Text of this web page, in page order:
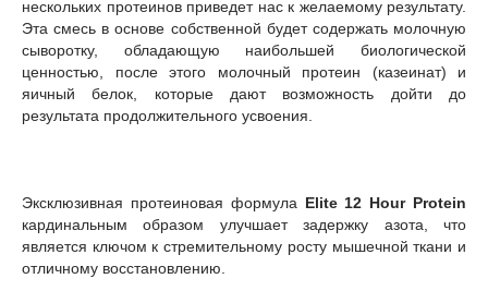
нескольких протеинов приведет нас к желаемому результату.
Эта смесь в основе собственной будет содержать молочную
сыворотку, обладающую наибольшей биологической
ценностью, после этого молочный протеин (казеинат) и
яичный белок, которые дают возможность дойти до
результата продолжительного усвоения.
Эксклюзивная протеиновая формула Elite 12 Hour Protein
кардинальным образом улучшает задержку азота, что
является ключом к стремительному росту мышечной ткани и
отличному восстановлению.